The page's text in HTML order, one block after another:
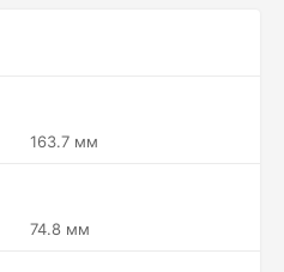
163.7 мм
74.8 мм